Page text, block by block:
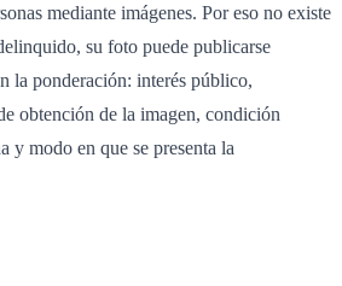
mediante imágenes. Por eso no existe
su foto puede publicarse
la ponderación: interés público,
obtención de la imagen, condición
y modo en que se presenta la